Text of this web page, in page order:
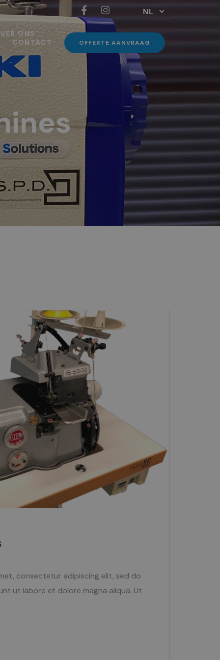
NL
ONS
CONTACT
OFFERTE AANVRAAG
consectetur adipiscing elit, sed do
ut labore et dolore magna aliqua. Ut